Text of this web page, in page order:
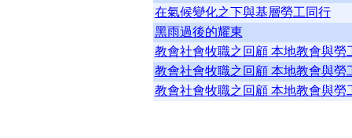
在氣候變化之下與基層勞工同行
黑雨過後的耀東
教會社會牧職之回顧 本地教會與勞
教會社會牧職之回顧 本地教會與勞
教會社會牧職之回顧 本地教會與勞